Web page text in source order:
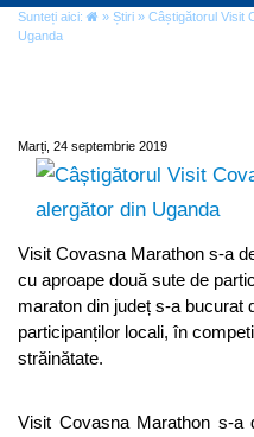
Sunteți aici: » Știri » Câștigătorul Visit
Uganda
Marți, 24 septembrie 2019
Visit Covasna Marathon s-a
cu aproape două sute de
maraton din județ s-a bucurat
participanților locali, în
străinătate.
Visit Covasna Marathon s-a